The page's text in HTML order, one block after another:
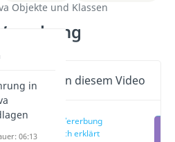
Objekte und Klassen
Inhalte in diesem Video
Java Vererbung
einfach erklärt
in
06:13